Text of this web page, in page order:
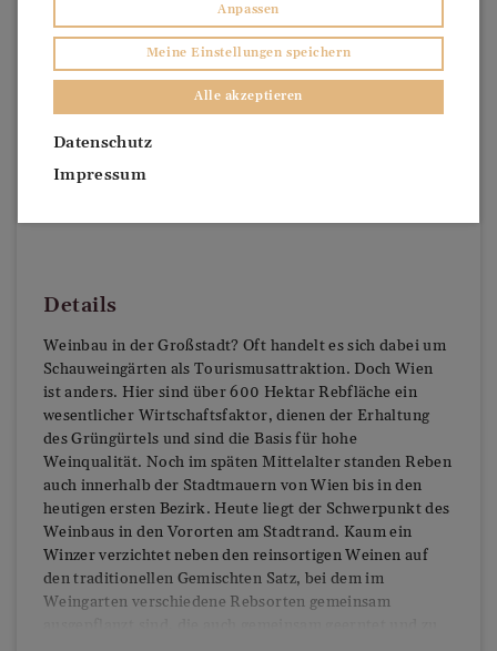
Details
Weinbau in der Großstadt? Oft handelt es sich dabei um
Schauweingärten als Tourismusattraktion. Doch Wien
ist anders. Hier sind über 600 Hektar Rebfläche ein
wesentlicher Wirtschaftsfaktor, dienen der Erhaltung
des Grüngürtels und sind die Basis für hohe
Weinqualität. Noch im späten Mittelalter standen Reben
auch innerhalb der Stadtmauern von Wien bis in den
heutigen ersten Bezirk. Heute liegt der Schwerpunkt des
Weinbaus in den Vororten am Stadtrand. Kaum ein
Winzer verzichtet neben den reinsortigen Weinen auf
den traditionellen Gemischten Satz, bei dem im
Weingarten verschiedene Rebsorten gemeinsam
Anpassen
Meine Einstellungen speichern
Alle akzeptieren
Datenschutz
Impressum